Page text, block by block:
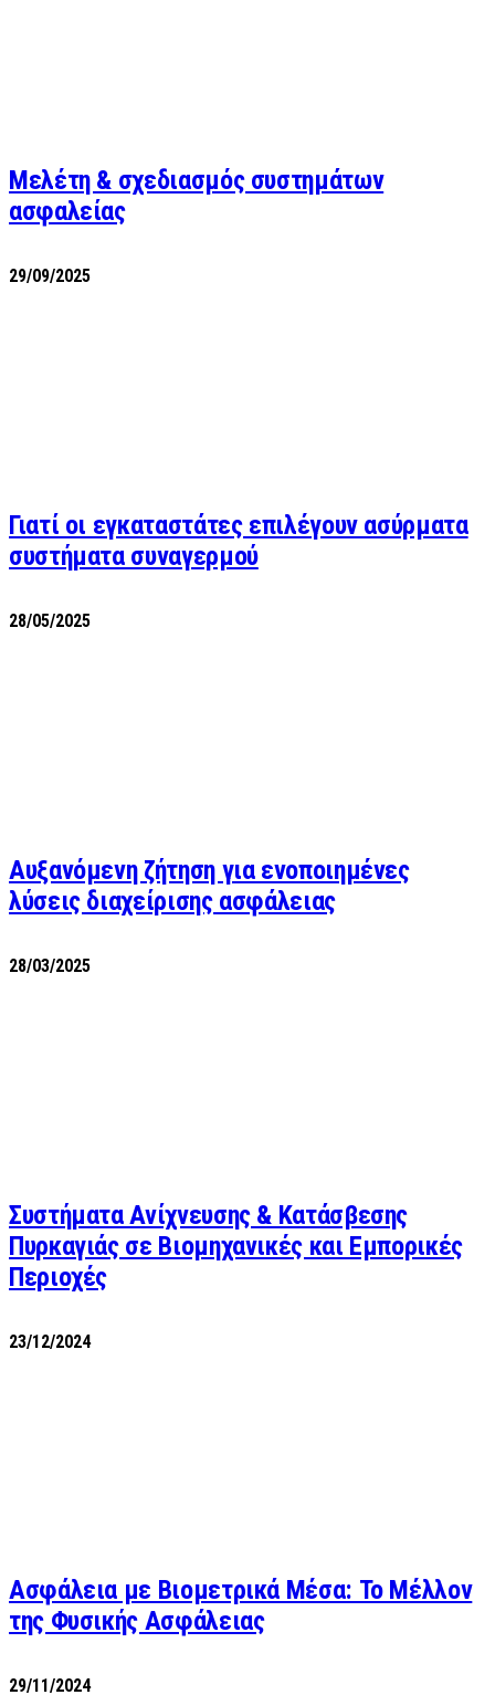
Μελέτη & σχεδιασμός συστημάτων
ασφαλείας
29/09/2025
Γιατί οι εγκαταστάτες επιλέγουν ασύρματα
συστήματα συναγερμού
28/05/2025
Αυξανόμενη ζήτηση για ενοποιημένες
λύσεις διαχείρισης ασφάλειας
28/03/2025
Συστήματα Ανίχνευσης & Κατάσβεσης
Πυρκαγιάς σε Βιομηχανικές και Εμπορικές
Περιοχές
23/12/2024
Ασφάλεια με Βιομετρικά Μέσα: Το Μέλλον
της Φυσικής Ασφάλειας
29/11/2024